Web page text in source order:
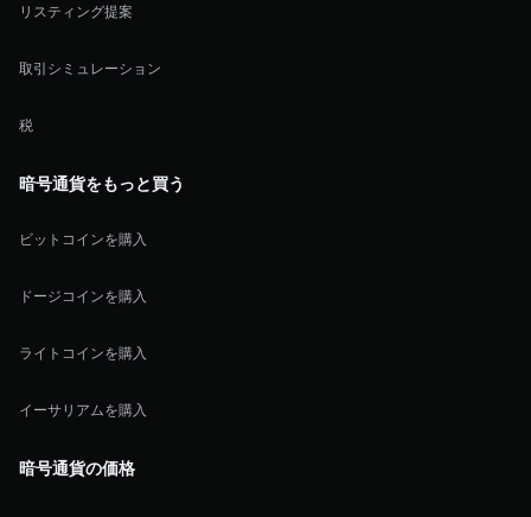
リスティング提案
取引シミュレーション
税
暗号通貨をもっと買う
ビットコインを購入
ドージコインを購入
ライトコインを購入
イーサリアムを購入
暗号通貨の価格